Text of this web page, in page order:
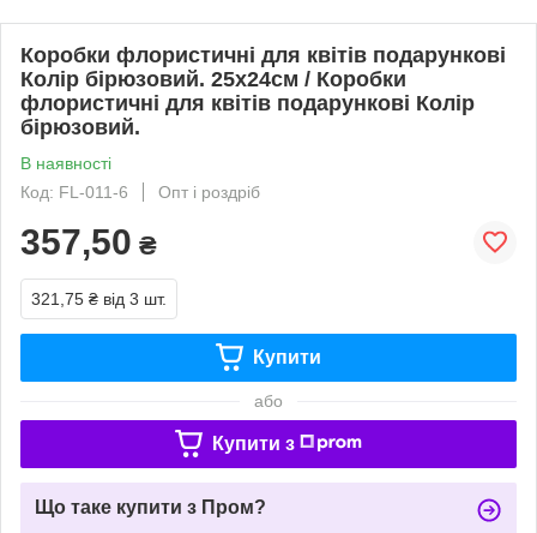
Коробки флористичні для квітів подарункові
Колір бірюзовий. 25х24см / Коробки
флористичні для квітів подарункові Колір
бірюзовий.
В наявності
Код: FL-011-6
Опт і роздріб
357,50 ₴
321,75 ₴ від 3 шт.
Купити
або
Купити з
Що таке купити з Пром?